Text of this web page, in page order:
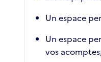
Un espace
Un espace
vos